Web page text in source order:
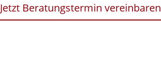
Jetzt Beratungstermin vereinbaren